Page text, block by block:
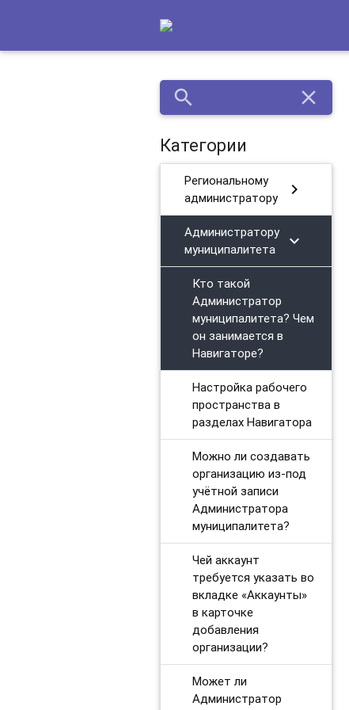
search close
Категории
Региональному
администратору
chevron_right
Администратору
муниципалитета
chevron_right
Кто такой
Администратор
муниципалитета? Чем
он занимается в
Навигаторе?
Настройка рабочего
пространства в
разделах Навигатора
Можно ли создавать
организацию из-под
учётной записи
Администратора
муниципалитета?
Чей аккаунт
требуется указать во
вкладке «Аккаунты»
в карточке
добавления
организации?
Может ли
Администратор